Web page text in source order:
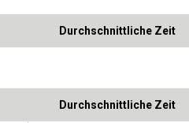
Durchschnittliche Zeit
Durchschnittliche Zeit